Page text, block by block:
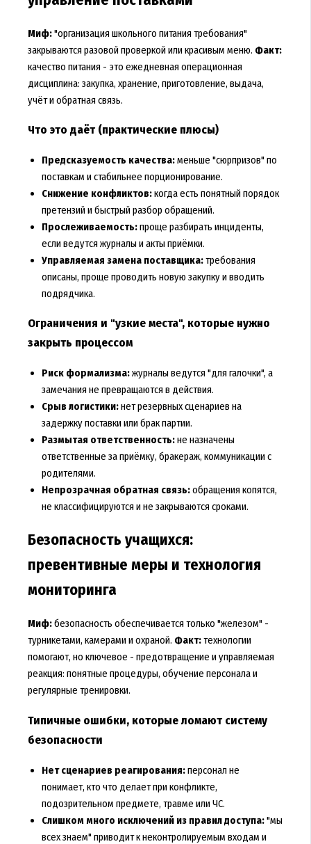
Миф:"организация школьного питания требования"
закрываются разовой проверкой или красивым меню. Факт:
качество питания - это ежедневная операционная
дисциплина: закупка, хранение, приготовление, выдача,
учёт и обратная связь.
Что это даёт (практические плюсы)
Предсказуемость качества:меньше "сюрпризов" по
поставкам и стабильнее порционирование.
Снижение конфликтов:когда есть понятный порядок
претензий и быстрый разбор обращений.
Прослеживаемость:проще разбирать инциденты,
если ведутся журналы и акты приёмки.
Управляемая замена поставщика:требования
описаны, проще проводить новую закупку и вводить
подрядчика.
Ограничения и "узкие места", которые нужно
закрыть процессом
Риск формализма:журналы ведутся "для галочки", а
замечания не превращаются в действия.
Срыв логистики:нет резервных сценариев на
задержку поставки или брак партии.
Размытая ответственность:не назначены
ответственные за приёмку, бракераж, коммуникации с
родителями.
Непрозрачная обратная связь:обращения копятся,
не классифицируются и не закрываются сроками.
Безопасность учащихся:
превентивные меры и технология
мониторинга
Миф:безопасность обеспечивается только "железом" -
турникетами, камерами и охраной. Факт:технологии
помогают, но ключевое - предотвращение и управляемая
реакция: понятные процедуры, обучение персонала и
регулярные тренировки.
Типичные ошибки, которые ломают систему
безопасности
Нет сценариев реагирования:персонал не
понимает, кто что делает при конфликте,
подозрительном предмете, травме или ЧС.
Слишком много исключений из правил доступа:"мы
всех знаем" приводит к неконтролируемым входам и